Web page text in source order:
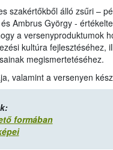
szakértőkből álló zsűri –
Ambrus György -
a versenyproduktumok
kultúra fejlesztéséhez,
megismertetéséhez.
valamint a versenyen
formában